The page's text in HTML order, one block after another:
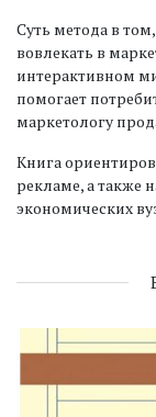
Суть метода в
вовлекать в
интерактивном
помогает
маркетологу
Книга
рекламе, а также
экономических